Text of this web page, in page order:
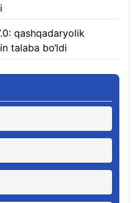
qashqadaryolik
talaba bo‘ldi